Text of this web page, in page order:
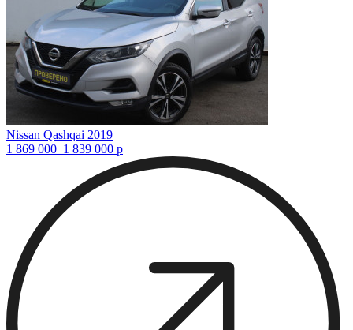
Nissan Qashqai 2019
1 869 000 1 839 000 р